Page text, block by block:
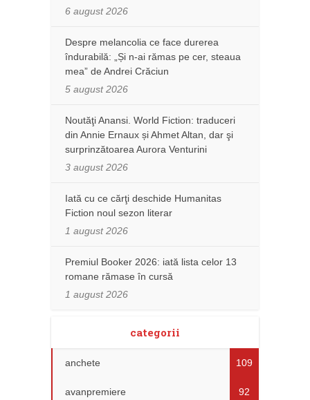
6 august 2026
Despre melancolia ce face durerea
îndurabilă: „Și n-ai rămas pe cer, steaua
mea” de Andrei Crăciun
5 august 2026
Noutăţi Anansi. World Fiction: traduceri
din Annie Ernaux și Ahmet Altan, dar şi
surprinzătoarea Aurora Venturini
3 august 2026
Iată cu ce cărţi deschide Humanitas
Fiction noul sezon literar
1 august 2026
Premiul Booker 2026: iată lista celor 13
romane rămase în cursă
1 august 2026
categorii
anchete 109
avanpremiere 92